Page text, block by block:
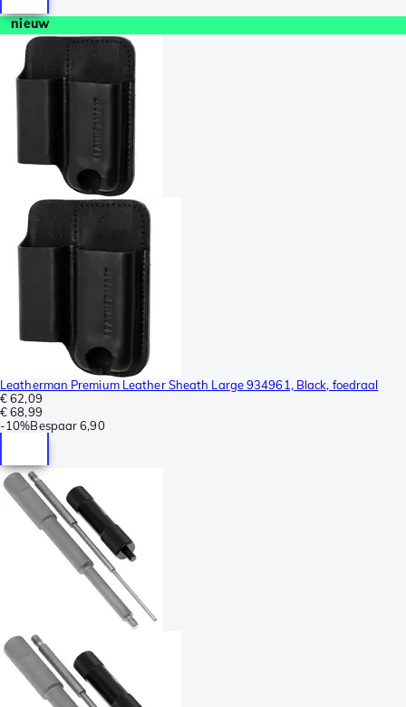
nieuw
Leatherman Premium Leather Sheath Large 934961, Black, foedraal
€ 62,09
€ 68,99
-10%Bespaar 6,90